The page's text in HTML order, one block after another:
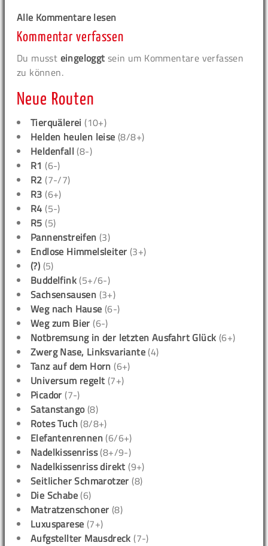
Alle Kommentare lesen
Kommentar verfassen
Du musst eingeloggt sein um Kommentare verfassen
zu können.
Neue Routen
Tierquälerei (10+)
Helden heulen leise (8/8+)
Heldenfall (8-)
R1 (6-)
R2 (7-/7)
R3 (6+)
R4 (5-)
R5 (5)
Pannenstreifen (3)
Endlose Himmelsleiter (3+)
(?) (5)
Buddelfink (5+/6-)
Sachsensausen (3+)
Weg nach Hause (6-)
Weg zum Bier (6-)
Notbremsung in der letzten Ausfahrt Glück (6+)
Zwerg Nase, Linksvariante (4)
Tanz auf dem Horn (6+)
Universum regelt (7+)
Picador (7-)
Satanstango(8)
Rotes Tuch (8/8+)
Elefantenrennen (6/6+)
Nadelkissenriss(8+/9-)
Nadelkissenriss direkt (9+)
Seitlicher Schmarotzer (8)
Die Schabe (6)
Matratzenschoner (8)
Luxusparese (7+)
Aufgstellter Mausdreck (7-)